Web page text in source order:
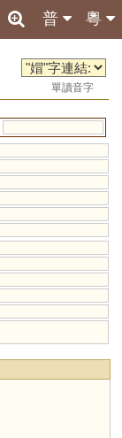
粵
普
單讀音字